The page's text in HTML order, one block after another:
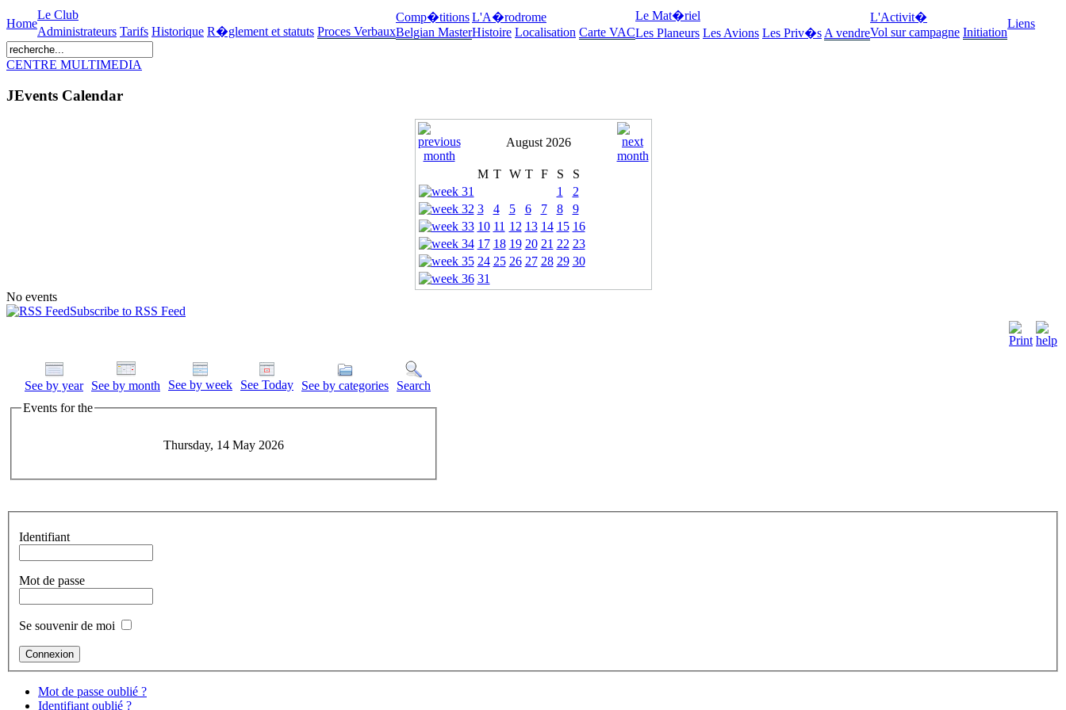
Home
Le Club
Administrateurs Tarifs Historique R�glement et statuts Proces Verbaux
Comp�titions
Belgian Master
L'A�rodrome
Histoire Localisation Carte VAC
Le Mat�riel
Les Planeurs Les Avions Les Priv�s A vendre
L'Activit�
Vol sur campagne Initiation
Liens
CENTRE MULTIMEDIA
JEvents Calendar
August 2026
M T W T F S
S
1
2
3
4 5 6 7 8
9
10 11 12 13 14 15 16
17 18 19 20 21 22 23
24 25 26 27 28 29 30
31
No events
Subscribe to RSS Feed
See by year See by month See by week See Today See by categories
Search
Events for the
Thursday, 14 May 2026
Identifiant
Mot de passe
Se souvenir de moi
Mot de passe oublié ?
Identifiant oublié ?